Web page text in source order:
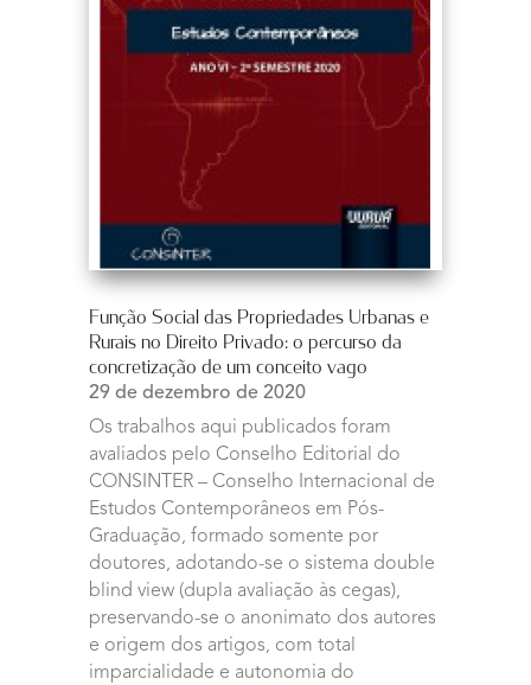
Função Social das Propriedades Urbanas e
Rurais no Direito Privado: o percurso da
concretização de um conceito vago
29 de dezembro de 2020
Os trabalhos aqui publicados foram
avaliados pelo Conselho Editorial do
CONSINTER – Conselho Internacional de
Estudos Contemporâneos em Pós-
Graduação, formado somente por
doutores, adotando-se o sistema double
blind view (dupla avaliação às cegas),
preservando-se o anonimato dos autores
e origem dos artigos, com total
imparcialidade e autonomia do